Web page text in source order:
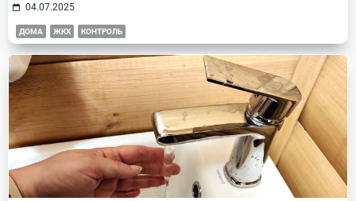
04.07.2025
ДОМА ЖКХ КОНТРОЛЬ